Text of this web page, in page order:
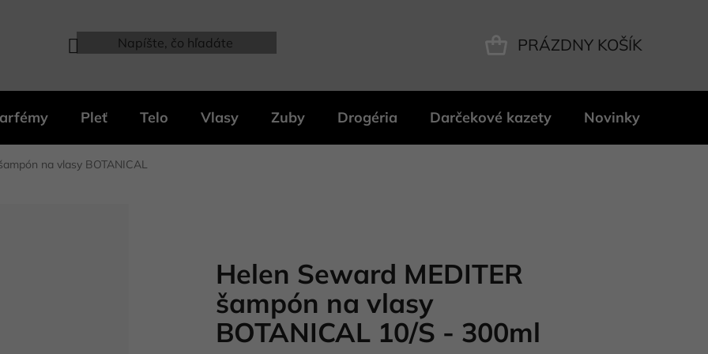
PRÁZDNY KOŠÍK
Pleť Telo Vlasy Zuby Drogéria Darčekové kazety Novinky
na vlasy BOTANICAL
Helen Seward MEDITER
šampón na vlasy
BOTANICAL 10/S - 300ml